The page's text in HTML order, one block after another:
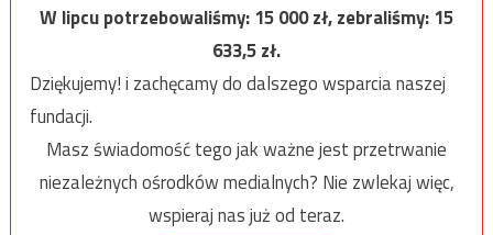
W lipcu potrzebowaliśmy:15 000zł, zebraliśmy:15
633,5zł.
Dziękujemy! i zachęcamy do dalszego wsparcia naszej
fundacji.
Masz świadomość tego jak ważne jest przetrwanie
niezależnych ośrodków medialnych? Nie zwlekaj więc,
wspieraj nas już od teraz.